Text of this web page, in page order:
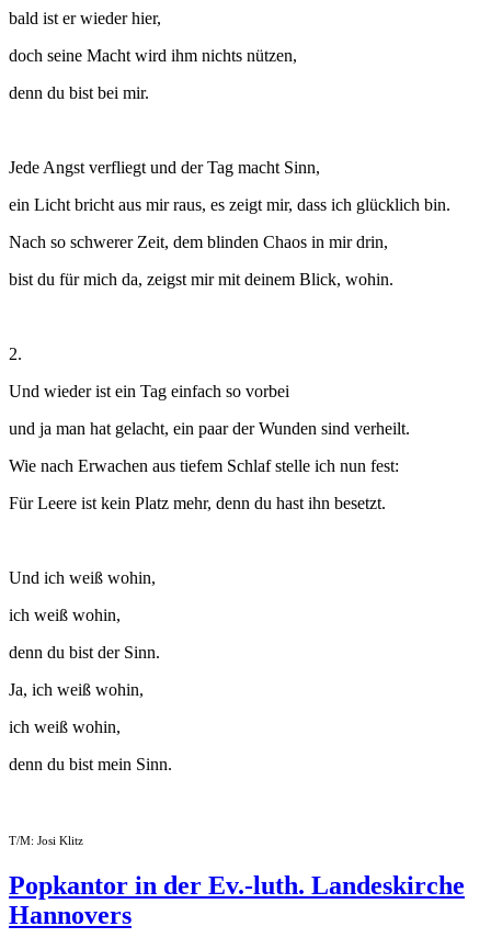
bald ist er wieder hier,
doch seine Macht wird ihm nichts nützen,
denn du bist bei mir.
Jede Angst verfliegt und der Tag macht Sinn,
ein Licht bricht aus mir raus, es zeigt mir, dass ich glücklich bin.
Nach so schwerer Zeit, dem blinden Chaos in mir drin,
bist du für mich da, zeigst mir mit deinem Blick, wohin.
2.
Und wieder ist ein Tag einfach so vorbei
und ja man hat gelacht, ein paar der Wunden sind verheilt.
Wie nach Erwachen aus tiefem Schlaf stelle ich nun fest:
Für Leere ist kein Platz mehr, denn du hast ihn besetzt.
Und ich weiß wohin,
ich weiß wohin,
denn du bist der Sinn.
Ja, ich weiß wohin,
ich weiß wohin,
denn du bist mein Sinn.
T/M: Josi Klitz
Popkantor in der Ev.-luth. Landeskirche
Hannovers